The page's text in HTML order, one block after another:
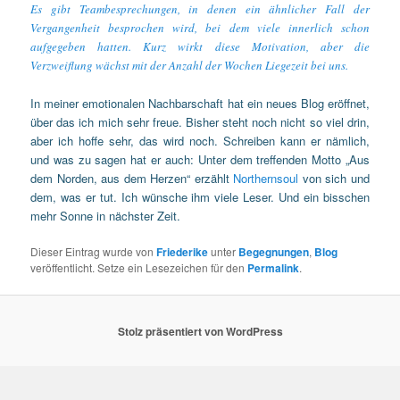
Es gibt Teambesprechungen, in denen ein ähnlicher Fall der
Vergangenheit besprochen wird, bei dem viele innerlich schon
aufgegeben hatten. Kurz wirkt diese Motivation, aber die
Verzweiflung wächst mit der Anzahl der Wochen Liegezeit bei uns.
In meiner emotionalen Nachbarschaft hat ein neues Blog eröffnet,
über das ich mich sehr freue. Bisher steht noch nicht so viel drin,
aber ich hoffe sehr, das wird noch. Schreiben kann er nämlich,
und was zu sagen hat er auch: Unter dem treffenden Motto „Aus
dem Norden, aus dem Herzen“ erzählt Northernsoul von sich und
dem, was er tut. Ich wünsche ihm viele Leser. Und ein bisschen
mehr Sonne in nächster Zeit.
Dieser Eintrag wurde vonFriederikeunter Begegnungen, Blog
veröffentlicht. Setze ein Lesezeichen für den Permalink.
Stolz präsentiert von WordPress